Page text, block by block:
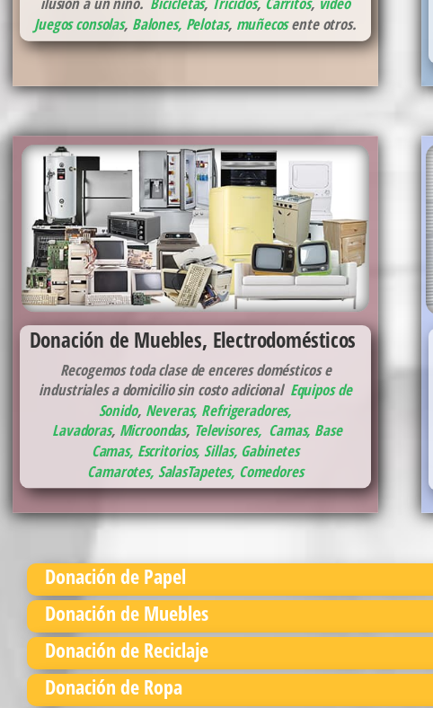
Juegos consolas, Balones, Pelotas, muñecosente otros.
Donación de Muebles, Electrodomésticos
Recogemos toda clase de enceres domésticos e
industriales a domicilio sin costo adicional Equipos de
Sonido, Neveras, Refrigeradores,
Lavadoras, Microondas, Televisores, Camas, Base
Camas, Escritorios, Sillas, Gabinetes
Camarotes, SalasTapetes, Comedores
Donación de Papel
Donación de Muebles
Donación de Reciclaje
Donación de Ropa